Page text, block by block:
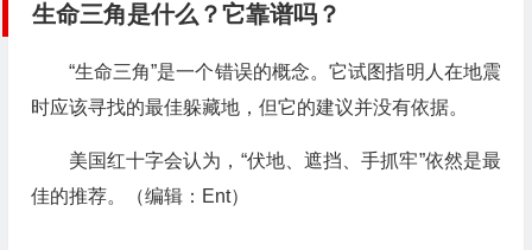
生命三角是什么？它靠谱吗？
“生命三角”是一个错误的概念。它试图指明人在地震
时应该寻找的最佳躲藏地，但它的建议并没有依据。
美国红十字会认为，“伏地、遮挡、手抓牢”依然是最
佳的推荐。（编辑：Ent）